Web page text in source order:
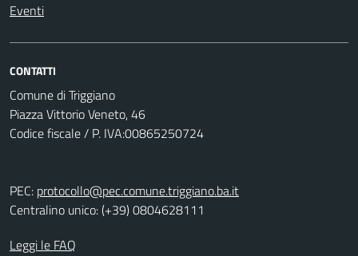
Eventi
CONTATTI
Comune di Triggiano
Piazza Vittorio Veneto, 46
Codice fiscale / P. IVA:00865250724
PEC: protocollo@pec.comune.triggiano.ba.it
Centralino unico: (+39) 0804628111
Leggi le FAQ